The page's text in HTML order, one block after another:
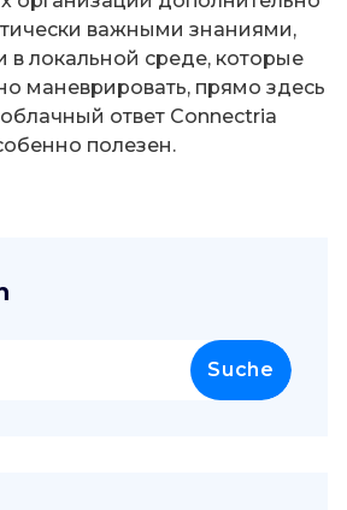
важными знаниями,
локальной среде, которые
маневрировать, прямо здесь
ответ Connectria
полезен.